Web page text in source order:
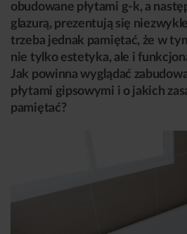
obudowane płytami g-k, a
glazurą, prezentują się
trzeba jednak pamiętać, że w
nie tylko estetyka, ale i
Jak powinna wyglądać
płytami gipsowymi i o jakich
pamiętać?